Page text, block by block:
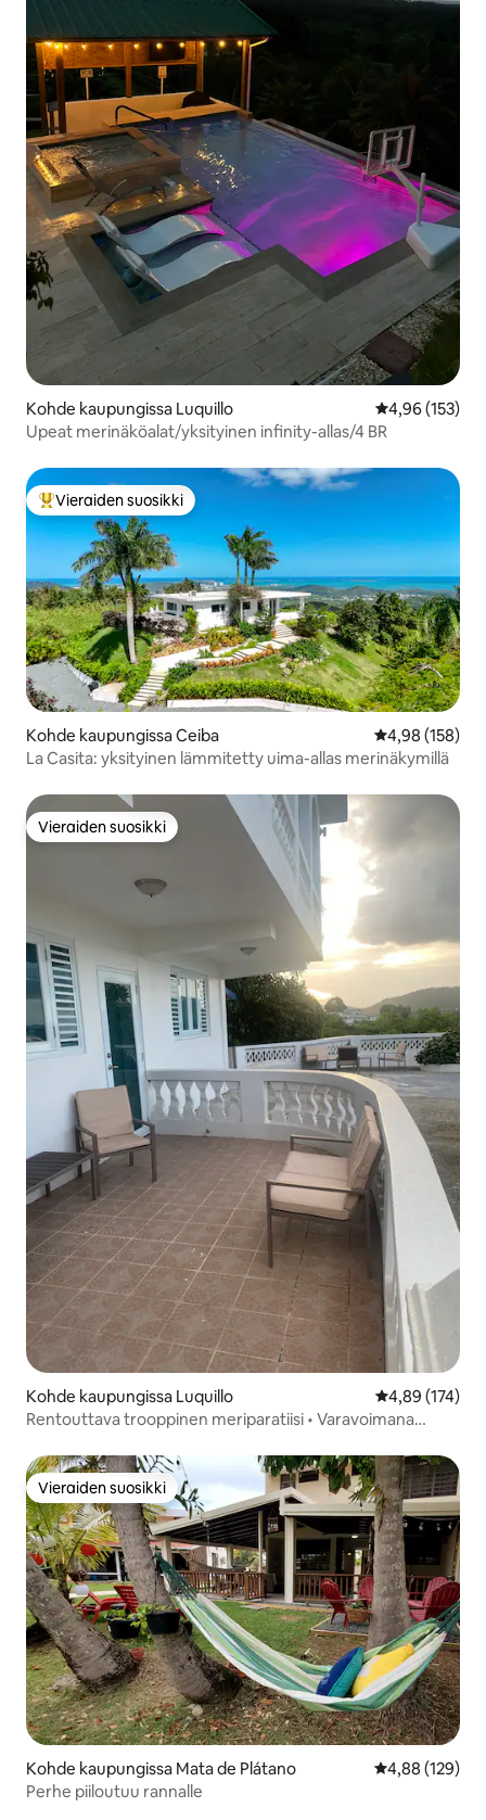
Kohde kaupungissa Luquillo
4,96 (153)
Upeat merinäköalat/yksityinen infinity-allas/4 BR
Vieraiden suosikkien parhaimmistoa
Vieraiden suosikki
Kohde kaupungissa Ceiba
4,98 (158)
La Casita: yksityinen lämmitetty uima-allas merinäkymillä
Vieraiden suosikki
Vieraiden suosikki
Kohde kaupungissa Luquillo
4,89 (174)
Rentouttava trooppinen meriparatiisi • Varavoimana
Vieraiden suosikki
Vieraiden suosikki
Kohde kaupungissa Mata de Plátano
4,88 (129)
Perhe piiloutuu rannalle